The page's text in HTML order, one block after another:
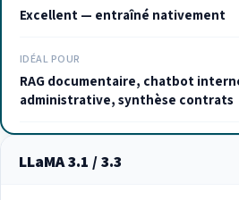
Excellent — entraîné nativement
IDÉAL POUR
RAG documentaire, chatbot
administrative, synthèse contrats
LLaMA 3.1 / 3.3